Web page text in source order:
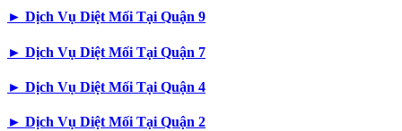
► Dịch Vụ Diệt Mối Tại Quận 9
► Dịch Vụ Diệt Mối Tại Quận 7
► Dịch Vụ Diệt Mối Tại Quận 4
► Dịch Vụ Diệt Mối Tại Quận 2